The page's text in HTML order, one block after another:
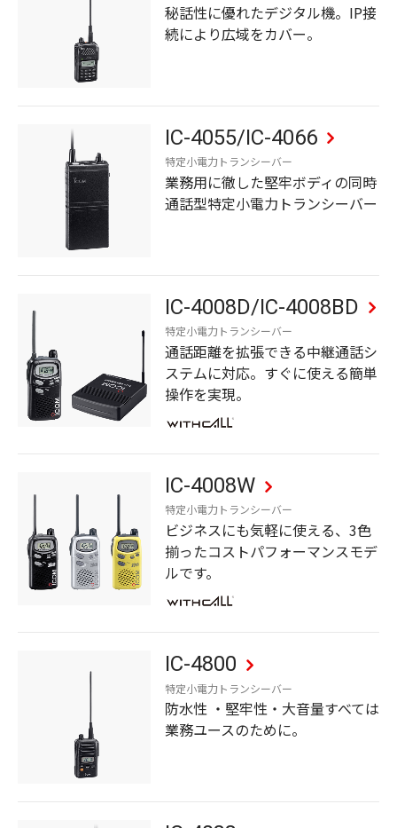
秘話性に優れたデジタル機。IP接
続により広域をカバー。
IC-4055/IC-4066
特定小電力トランシーバー
業務用に徹した堅牢ボディの同時
通話型特定小電力トランシーバー
IC-4008D/IC-4008BD
特定小電力トランシーバー
通話距離を拡張できる中継通話シ
ステムに対応。すぐに使える簡単
操作を実現。
IC-4008W
特定小電力トランシーバー
ビジネスにも気軽に使える、3色
揃ったコストパフォーマンスモデ
ルです。
IC-4800
特定小電力トランシーバー
防水性 ・堅牢性・大音量すべては
業務ユースのために。